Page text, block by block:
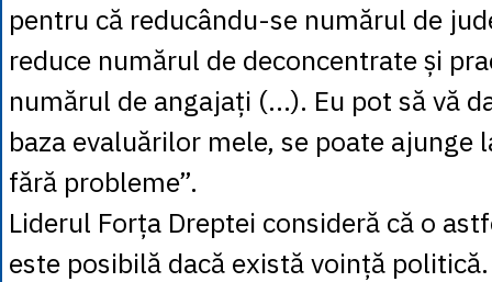
pentru că reducându-se numărul de
reduce numărul de deconcentrate și
numărul de angajați (…). Eu pot să vă
baza evaluărilor mele, se poate ajunge
fără probleme”.
Liderul Forța Dreptei consideră că o
este posibilă dacă există voință